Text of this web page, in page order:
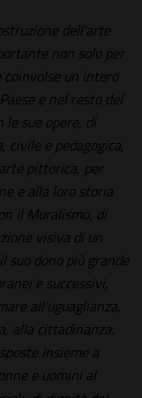
dell'arte
non solo per
un intero
e nel resto del
le sue opere, di
e pedagogica,
pittorica, per
e alla loro storia
il Muralismo, di
visiva di un
suo dono più grande
e successivi,
all'uguaglianza,
alla cittadinanza.
insieme a
e uomini al